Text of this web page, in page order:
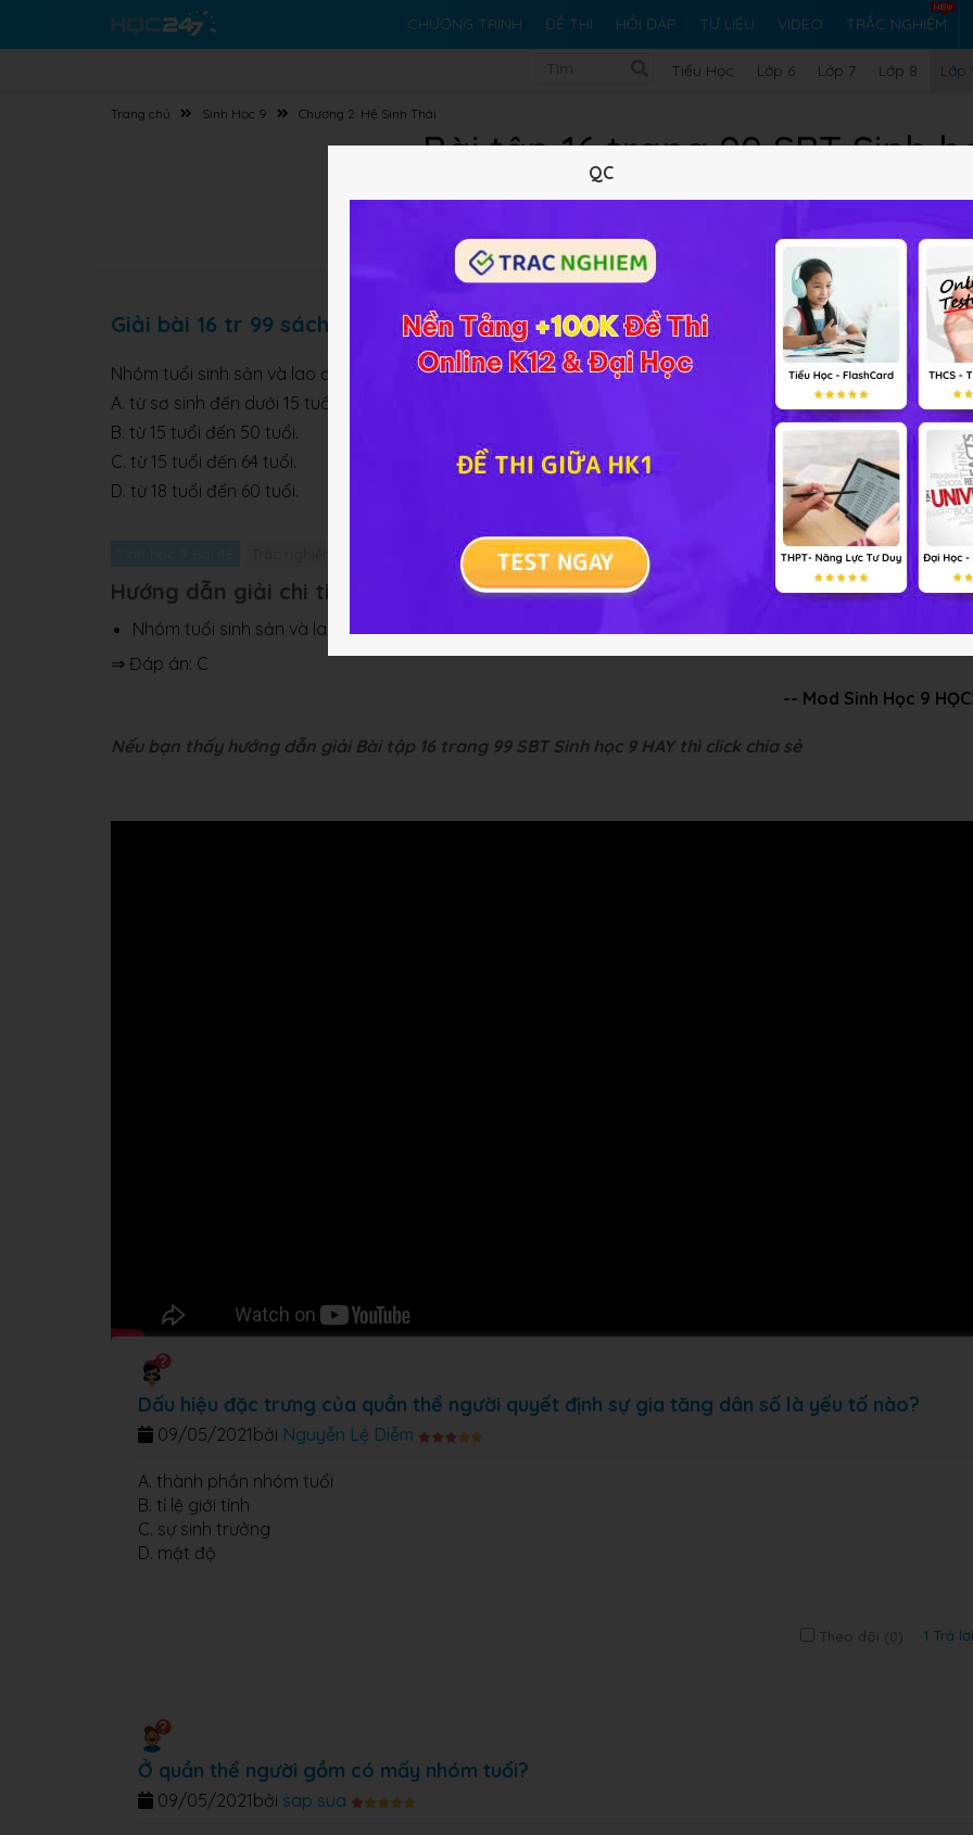
CHƯƠNG TRÌNH ĐỀ THI HỎI ĐÁP TƯ LIỆU VIDEO TRẮC NGHIỆM
Tiểu Học Lớp 6 Lớp 7 Lớp 8 Lớp
Trang chủ Sinh Học 9 Chương 2: Hệ Sinh Thái
Bài tập 16 trang 99 SBT Sinh
5 trắc nghiệm
Lý thuyết 5Trắc nghiệm 15BT SGK 93FAQ
Giải bài 16 tr 99 sách BT Sinh lớp 9
Nhóm tuổi sinh sản và lao động trong quần thể người là
A. từ sơ sinh đến dưới 15 tuổi.
B. từ 15 tuổi đến 50 tuổi.
C. từ 15 tuổi đến 64 tuổi.
D. từ 18 tuổi đến 60 tuổi.
Trắc nghiệm Sinh học 9 Bài 48 Giải bài tập Sinh học 9 Bài 48
Hướng dẫn giải chi tiết bài 16
Nhóm tuổi sinh sản và lao động trong quần thể người là từ 15 tuổi đến 64 tuổi.
⇒ Đáp án: C
-- Mod Sinh Học 9
Nếu bạn thấy hướng dẫn giải Bài tập 16 trang 99 SBT Sinh học 9 HAY thì click chia sẻ
Dấu hiệu đặc trưng của quần thể người quyết định sự gia tăng dân số là yếu tố nào?
bởi Nguyễn Lệ Diễm
09/05/2021
A. thành phần nhóm tuổi
B. tỉ lệ giới tính
C. sự sinh trưởng
D. mật độ
Theo dõi (0) 1 Trả lời
Ở quần thể người gồm có mấy nhóm tuổi?
bởi sap sua
09/05/2021
QC